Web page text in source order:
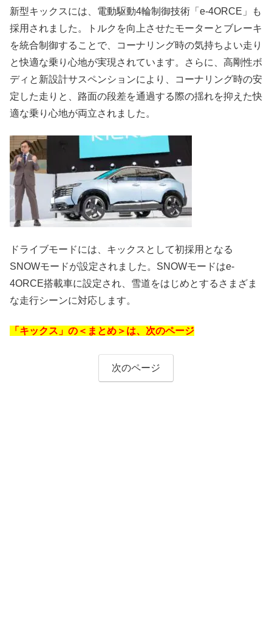
新型キックスには、電動駆動4輪制御技術「e-4ORCE」も
採用されました。トルクを向上させたモーターとブレーキ
を統合制御することで、コーナリング時の気持ちよい走り
と快適な乗り心地が実現されています。さらに、高剛性ボ
ディと新設計サスペンションにより、コーナリング時の安
定した走りと、路面の段差を通過する際の揺れを抑えた快
適な乗り心地が両立されました。
ドライブモードには、キックスとして初採用となる
SNOWモードが設定されました。SNOWモードはe-
4ORCE搭載車に設定され、雪道をはじめとするさまざま
な走行シーンに対応します。
「キックス」の＜まとめ＞は、次のページ
次のページ